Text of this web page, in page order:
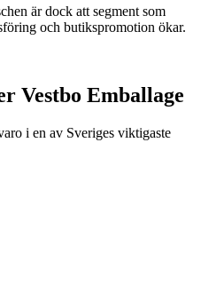
är dock att segment som
och butikspromotion ökar.
Vestbo Emballage
i en av Sveriges viktigaste